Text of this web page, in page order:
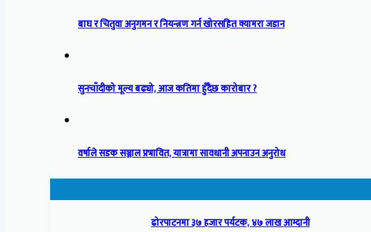
बाघ र चितुवा अनुगमन र नियन्त्रण गर्न खोरसहित क्यामरा जडान
सुनचाँदीको मूल्य बढ्यो, आज कतिमा हुँदैछ कारोबार ?
वर्षाले सडक सञ्जाल प्रभावित, यात्रामा सावधानी अपनाउन अनुरोध
ढोरपाटनमा ३७ हजार पर्यटक, ४७ लाख आम्दानी